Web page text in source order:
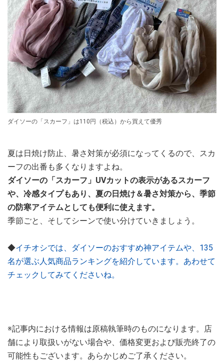
ダイソーの「スカーフ」は110円（税込）から買えて優秀
夏は日焼け防止、暑さ対策が必須になってくるので、スカ
ーフの出番も多くなりますよね。
ダイソーの「スカーフ」UVカットの表示があるスカーフ
や、冷感タイプもあり、夏の日焼け＆暑さ対策から、季節
の防寒アイテムとしても便利に使えます。
季節ごと、そしてシーンで使い分けていきましょう。
◆イチオシでは、ダイソーのおすすめ神アイテムや、135
名が選ぶ人気商品ランキングを紹介しています。あわせて
チェックしてみてくださいね。
※記事内における情報は原稿執筆時のものになります。店
舗により取扱いがない場合や、価格変更および販売終了の
可能性もございます。あらかじめご了承ください。